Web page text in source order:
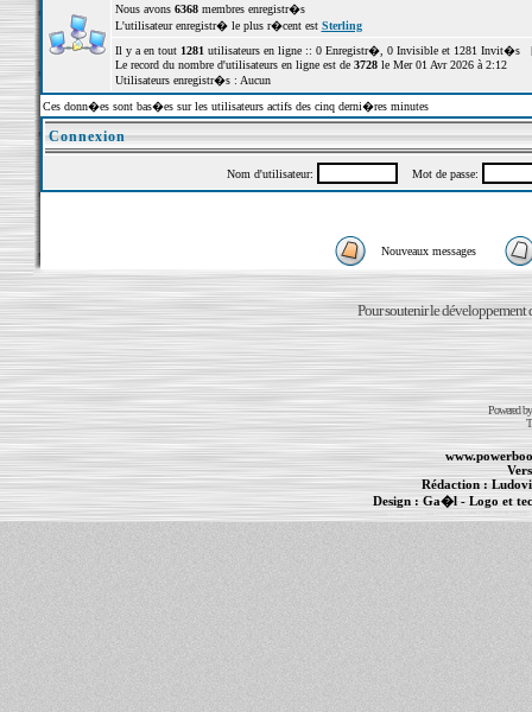
Nous avons 6368membres enregistr�s
L'utilisateur enregistr� le plus r�cent est Sterling
Il y a en tout 1281 utilisateurs en ligne :: 0 Enregistr�, 0 Invisible et 1281 Invit�s
Le record du nombre d'utilisateurs en ligne est de 3728le Mer 01 Avr 2026 à 2:12
Utilisateurs enregistr�s : Aucun
Ces donn�es sont bas�es sur les utilisateurs actifs des cinq derni�res minutes
Connexion
Nom d'utilisateur: Mot de passe:
Nouveaux messages
Pour soutenir le développement
Powered
Rédaction :
Design : Ga�l- Logo et